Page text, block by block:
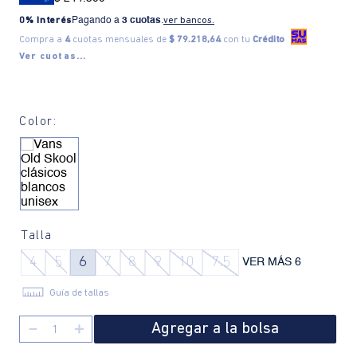
0% Interés Pagando a 3 cuotas.ver bancos.
Compra a 4cuotas mensuales de $ 79.218,64 con tu Crédito
Ver cuotas...
Color:
Talla
4 5 6 7 8 9 10 7.5 VER MÁS 6
Guía de tallas
＋
－ Agregar a la bolsa